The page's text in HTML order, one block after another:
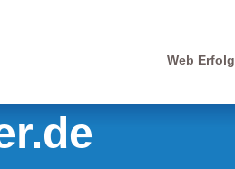
Web Erfolg